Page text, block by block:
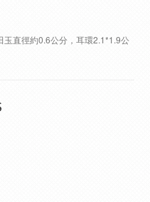
直徑約0.6公分，耳環2.1*1.9公